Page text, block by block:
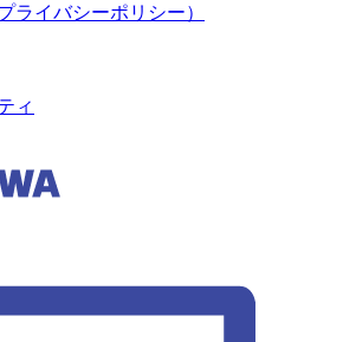
ライバシーポリシー）
ィ